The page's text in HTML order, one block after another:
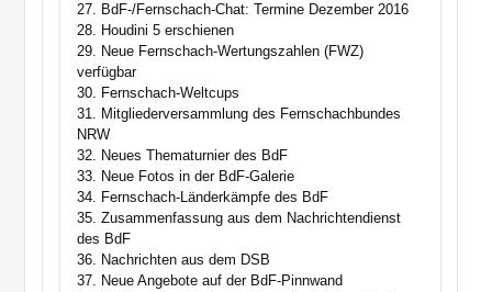
27. BdF-/Fernschach-Chat: Termine Dezember 2016
28. Houdini 5 erschienen
29. Neue Fernschach-Wertungszahlen (FWZ)
verfügbar
30. Fernschach-Weltcups
31. Mitgliederversammlung des Fernschachbundes
NRW
32. Neues Thematurnier des BdF
33. Neue Fotos in der BdF-Galerie
34. Fernschach-Länderkämpfe des BdF
35. Zusammenfassung aus dem Nachrichtendienst
des BdF
36. Nachrichten aus dem DSB
37. Neue Angebote auf der BdF-Pinnwand